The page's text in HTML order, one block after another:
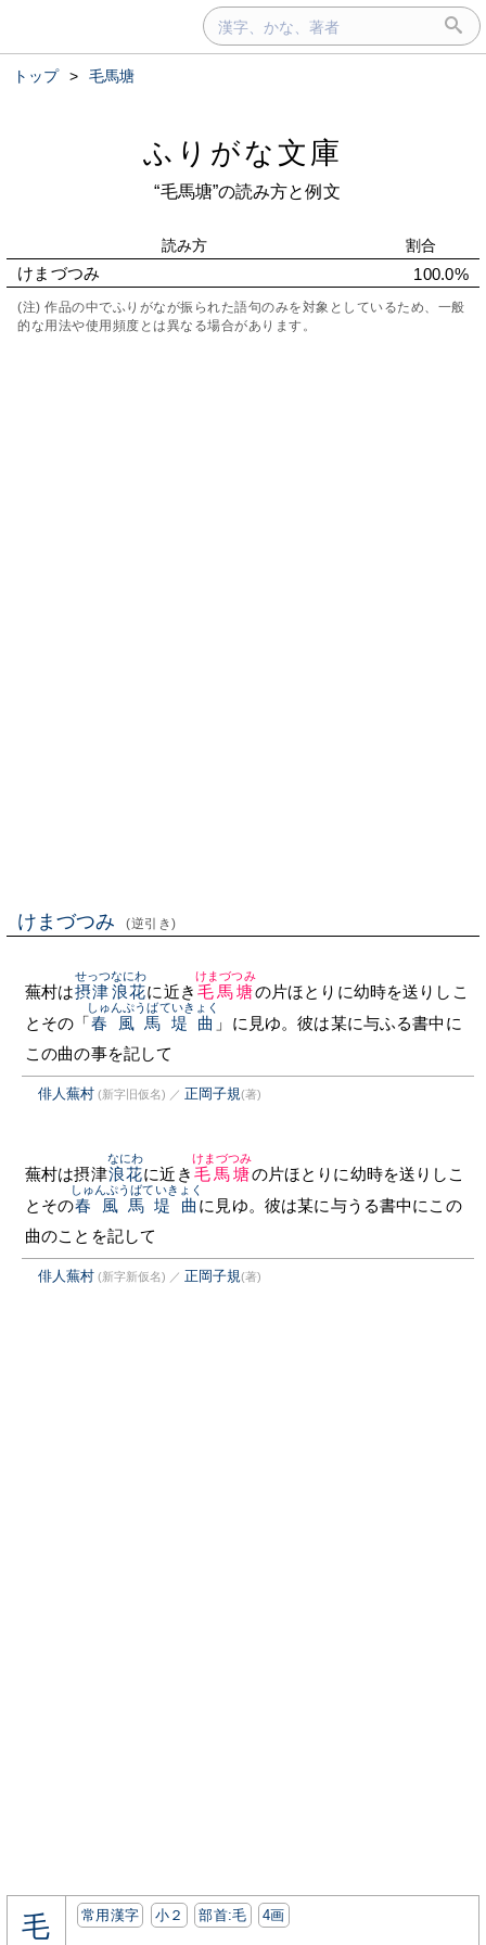
トップ > 毛馬塘
ふりがな文庫
“毛馬塘”の読み方と例文
読み方 割合
けまづつみ 100.0%
(注) 作品の中でふりがなが振られた語句のみを対象としているため、一般
的な用法や使用頻度とは異なる場合があります。
けまづつみ (逆引き)
蕪村は摂津
せっつ
浪花
なにわ
に近き 毛馬塘
けまづつみ
の片ほとりに幼時を送りしこ
とその「春風馬堤曲
しゅんぷうばていきょく
」に見ゆ。彼は某に与ふる書中に
この曲の事を記して
俳人蕪村 (新字旧仮名) ／ 正岡子規(著)
蕪村は摂津浪花
なにわ
に近き 毛馬塘
けまづつみ
の片ほとりに幼時を送りしこ
とその春風馬堤曲
しゅんぷうばていきょく
に見ゆ。彼は某に与うる書中にこの
曲のことを記して
俳人蕪村 (新字新仮名) ／ 正岡子規(著)
毛 常用漢字 小２ 部首:⽑ 4画